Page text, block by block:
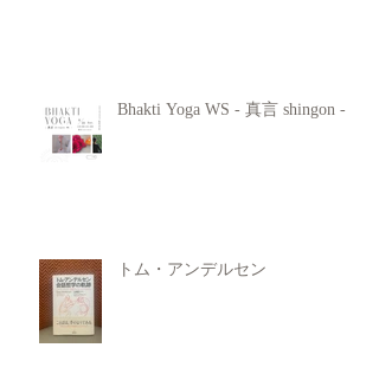
Bhakti Yoga WS - 真言 shingon -
トム・アンデルセン